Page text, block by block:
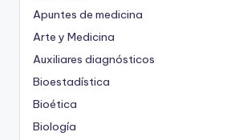
Apuntes de medicina
Arte y Medicina
Auxiliares diagnósticos
Bioestadística
Bioética
Biología